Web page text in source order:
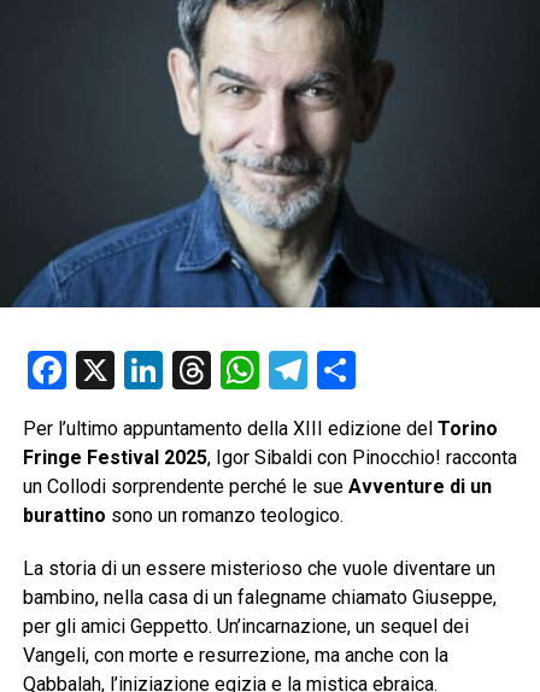
Facebook
X LinkedIn
Threads
WhatsApp
Telegram
Per l’ultimo appuntamento della XIII edizione del Torino
Fringe Festival 2025, Igor Sibaldi con Pinocchio! racconta
un Collodi sorprendente perché le sue Avventure di un
burattino sono un romanzo teologico.
La storia di un essere misterioso che vuole diventare un
bambino, nella casa di un falegname chiamato Giuseppe,
per gli amici Geppetto. Un’incarnazione, un sequel dei
Vangeli, con morte e resurrezione, ma anche con la
Qabbalah, l’iniziazione egizia e la mistica ebraica.